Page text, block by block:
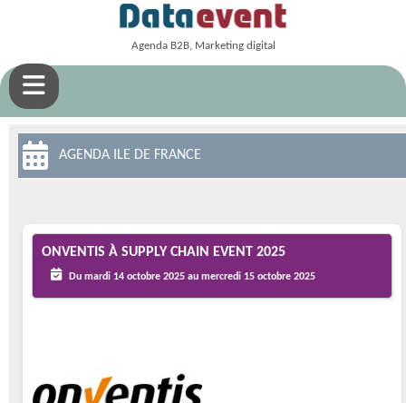
Agenda B2B, Marketing digital
AGENDA ILE DE FRANCE
ONVENTIS À SUPPLY CHAIN EVENT 2025
Du mardi 14 octobre 2025 au mercredi 15 octobre 2025